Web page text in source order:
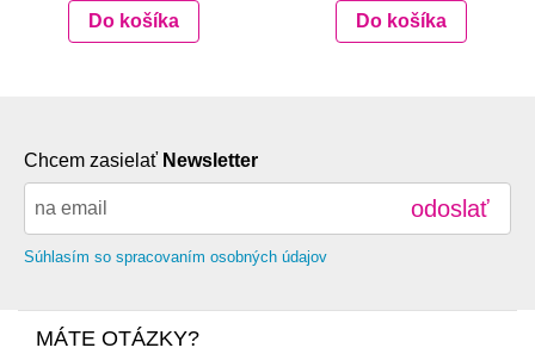
Do košíka Do košíka
Chcem zasielať Newsletter
odoslať
Súhlasím so spracovaním osobných údajov
MÁTE OTÁZKY?